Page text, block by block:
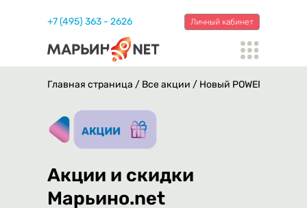
+7 (495) 363 - 2626 Личный кабинет
Главная страница / Все акции / Новый POWER#JET
Акции и скидки
Марьино.net